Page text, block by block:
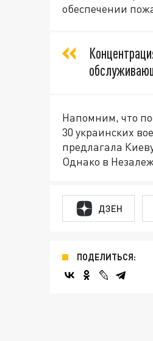
обеспечении
Напомним, что
30 украинских
предлагала
Однако в
ДЗЕН
ПОДЕЛИТЬСЯ: